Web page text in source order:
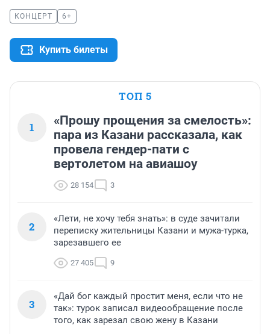
КОНЦЕРТ 6+
Купить билеты
ТОП 5
1
«Прошу прощения за смелость»:
пара из Казани рассказала, как
провела гендер-пати с
вертолетом на авиашоу
28 154 3
2
«Лети, не хочу тебя знать»: в суде зачитали
переписку жительницы Казани и мужа-турка,
зарезавшего ее
27 405 9
3
«Дай бог каждый простит меня, если что не
так»: турок записал видеообращение после
того, как зарезал свою жену в Казани